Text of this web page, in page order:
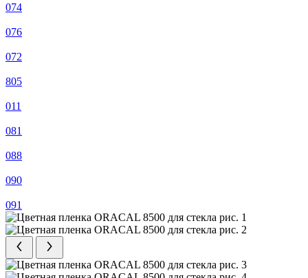
074
076
072
805
011
081
088
090
091